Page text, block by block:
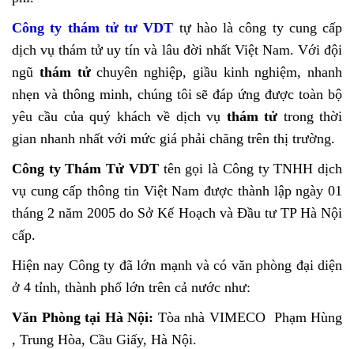
Công ty thám tử tư VDT tự hào là công ty cung cấp
dịch vụ thám tử uy tín và lâu đời nhất Việt Nam. Với đội
ngũ thám tửchuyên nghiệp, giầu kinh nghiệm, nhanh
nhẹn và thông minh, chúng tôi sẽ đáp ứng được toàn bộ
yêu cầu của quý khách về dịch vụ thám tử trong thời
gian nhanh nhất với mức giá phải chăng trên thị trường.
Công ty Thám Tử VDTtên gọi là Công ty TNHH dịch
vụ cung cấp thông tin Việt Nam được thành lập ngày 01
tháng 2 năm 2005 do Sở Kế Hoạch và Đầu tư TP Hà Nội
cấp.
Hiện nay Công ty đã lớn mạnh và có văn phòng đại diện
ở 4 tỉnh, thành phố lớn trên cả nước như:
Văn Phòng tại Hà Nội: Tòa nhà VIMECO Phạm Hùng
, Trung Hòa, Cầu Giấy, Hà Nội.